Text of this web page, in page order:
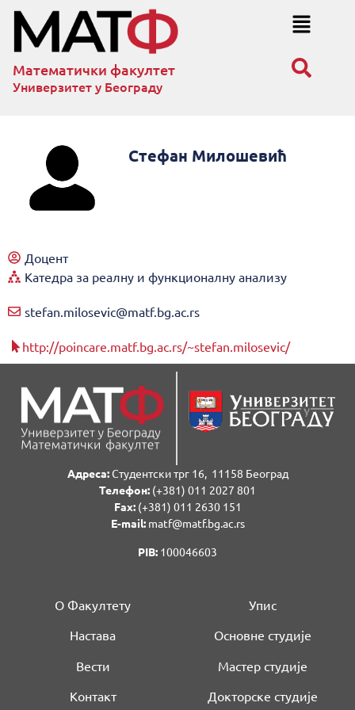
Математички факултет
Универзитет у Београду
Стефан Милошевић
Доцент
Катедра за реалну и функционалну анализу
stefan.milosevic@matf.bg.ac.rs
http://poincare.matf.bg.ac.rs/~stefan.milosevic/
Адреса:Студентски трг 16, 11158 Београд
Телефон: (+381) 011 2027 801
Fаx:(+381) 011 2630 151
E-mail:matf@matf.bg.ac.rs
PIB: 100046603
О Факултету
Настава
Вести
Контакт
Упис
Основне студије
Мастер студије
Докторске студије